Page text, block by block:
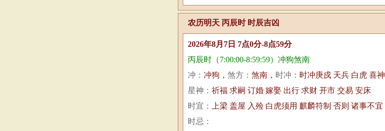
农历明天 丙辰时 时辰吉凶
2026年8月7日 7点0分-8点59分
丙辰时（7:00:00-8:59:59）冲狗煞南
冲： 冲狗， 煞方： 煞南， 时冲： 时冲庚戍 天兵 白虎 喜神
星神： 祈福 求嗣 订婚 嫁娶 出行 求财 开市 交易 安床
时宜：
上梁 盖屋 入殓 白虎须用 麒麟符制 否则 诸事不宜
时忌：